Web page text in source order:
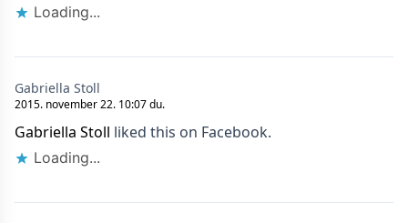
Loading...
Gabriella Stoll
2015. november 22. 10:07 du.
Gabriella Stoll liked this on Facebook.
Loading...